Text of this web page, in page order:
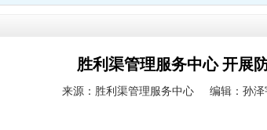
胜利渠管理服务中心 开展
来源：胜利渠管理服务中心 编辑：孙泽